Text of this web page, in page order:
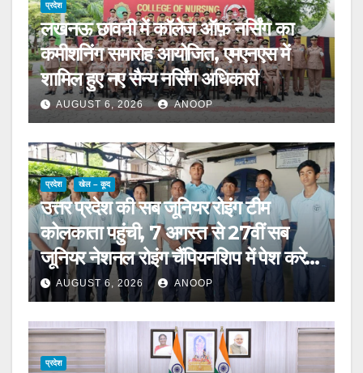
प्रदेश
लखनऊ छावनी में कॉलेज ऑफ़ नर्सिंग का
कमीशनिंग समारोह आयोजित, एमएनएस में
शामिल हुए नए सैन्य नर्सिंग अधिकारी
AUGUST 6, 2026 ANOOP
प्रदेश खेल – कूद
उत्तर प्रदेश की सब जूनियर रोइंग टीम
कोलकाता पहुंची, 7 अगस्त से 27वीं सब
जूनियर नेशनल रोइंग चैंपियनशिप में पेश करेगी
चुनौती
AUGUST 6, 2026 ANOOP
प्रदेश